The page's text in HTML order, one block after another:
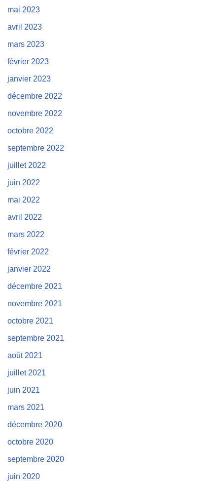
mai 2023
avril 2023
mars 2023
février 2023
janvier 2023
décembre 2022
novembre 2022
octobre 2022
septembre 2022
juillet 2022
juin 2022
mai 2022
avril 2022
mars 2022
février 2022
janvier 2022
décembre 2021
novembre 2021
octobre 2021
septembre 2021
août 2021
juillet 2021
juin 2021
mars 2021
décembre 2020
octobre 2020
septembre 2020
juin 2020